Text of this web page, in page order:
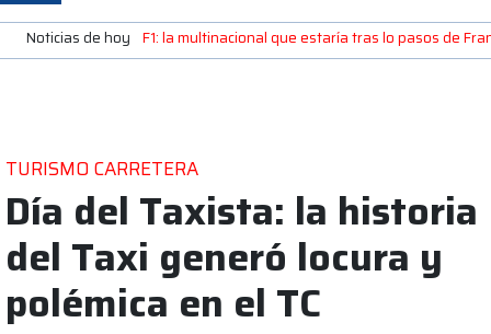
Noticias de hoy F1: la multinacional que estaría tras lo pasos de
TURISMO CARRETERA
Día del Taxista: la historia
del Taxi generó locura y
polémica en el TC